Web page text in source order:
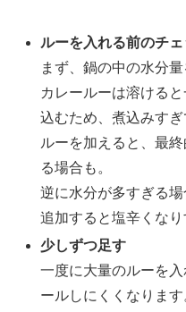
ルーを入れる前のチェ
まず、鍋の中の水分量
カレールーは溶ける
込むため、煮込みす
ルーを加えると、最
る場合も。
逆に水分が多すぎる
追加すると塩辛くなり
少しずつ足す
一度に大量のルーを
ールしにくくなります